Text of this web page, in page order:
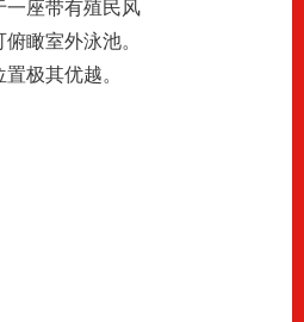
座带有殖民风
瞰室外泳池。
极其优越。